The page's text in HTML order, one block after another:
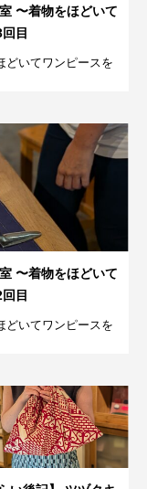
〜着物をほどいて
目
どいてワンピースを
〜着物をほどいて
目
どいてワンピースを